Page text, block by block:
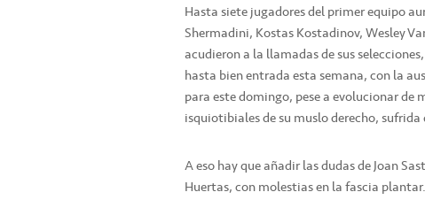
Hasta siete jugadores del primer equipo
Shermadini, Kostas Kostadinov, Wesley
acudieron a la llamadas de sus
hasta bien entrada esta semana, con la
para este domingo, pese a evolucionar de
isquiotibiales de su muslo derecho,
A eso hay que añadir las dudas de Joan
Huertas, con molestias en la fascia plantar.